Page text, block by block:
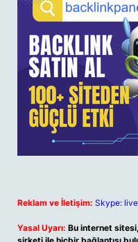
Reklam ve İletişim: Skype:
Yasal Uyarı: Bu internet